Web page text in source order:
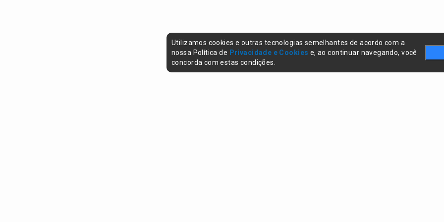
Utilizamos cookies e outras tecnologias semelhantes de acordo com a
nossa Política de Privacidade e Cookies e, ao continuar navegando, você
concorda com estas condições.